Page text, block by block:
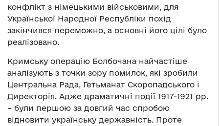
конфлікт з німецькими військовими, для
Української Народної Республіки похід
закінчився переможно, а основні його цілі було
реалізовано.
Кримську операцію Болбочана найчастіше
аналізують з точки зору помилок, які зробили
Центральна Рада, Гетьманат Скоропадського і
Директорія. Адже драматичні події 1917-1921 рр.
– були першою за довгий час спробою
відновити українську державність. Проте